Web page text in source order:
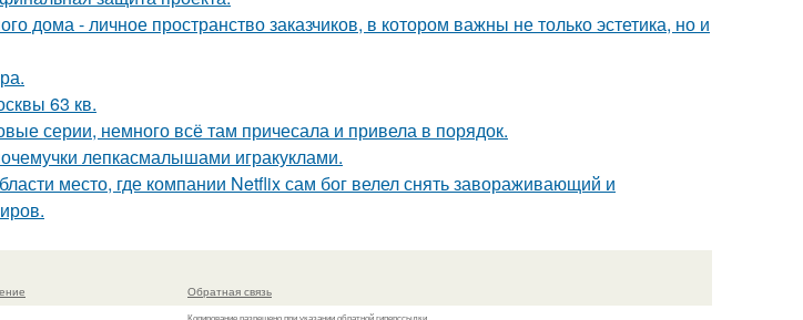
дома - личное пространство заказчиков, в котором важны не только эстетика, но и
63 кв.
серии, немного всё там причесала и привела в порядок.
лепкасмалышами игракуклами.
место, где компании Netflix сам бог велел снять завораживающий и
Обратная связь
Копирование разрешено при указании обратной гиперссылки.